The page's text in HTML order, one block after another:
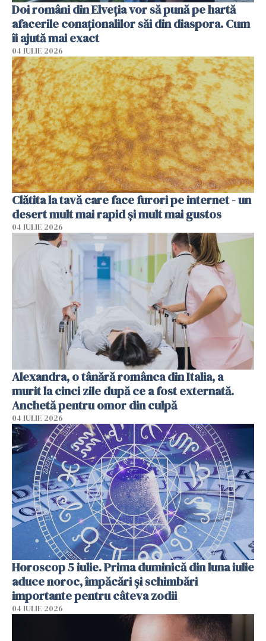
Doi români din Elveția vor să pună pe hartă
afacerile conaționalilor săi din diaspora. Cum
îi ajută mai exact
04 IULIE 2026
Clătita la tavă care face furori pe internet - un
desert mult mai rapid și mult mai gustos
04 IULIE 2026
Alexandra, o tânără românca din Italia, a
murit la cinci zile după ce a fost externată.
Anchetă pentru omor din culpă
04 IULIE 2026
Horoscop 5 iulie. Prima duminică din luna iulie
aduce noroc, împăcări și schimbări
importante pentru câteva zodii
04 IULIE 2026